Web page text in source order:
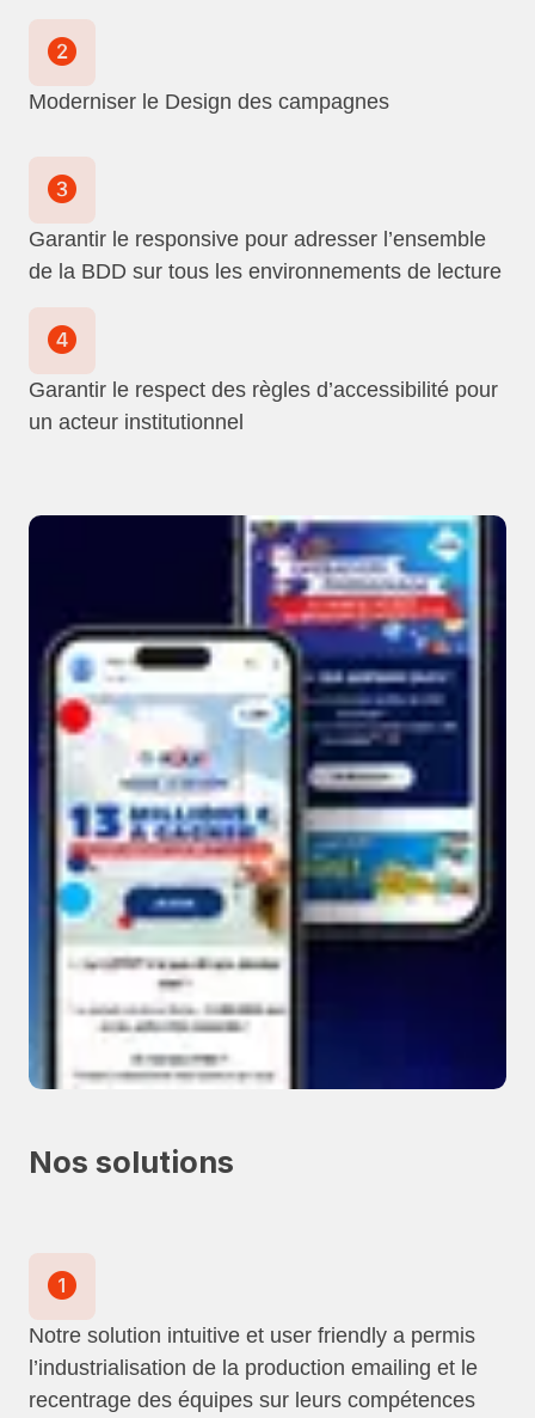
Moderniser le Design des campagnes
Garantir le responsive pour adresser l’ensemble
de la BDD sur tous les environnements de lecture
Garantir le respect des règles d’accessibilité pour
un acteur institutionnel
Nos solutions
Notre solution intuitive et user friendly a permis
l’industrialisation de la production emailing et le
recentrage des équipes sur leurs compétences